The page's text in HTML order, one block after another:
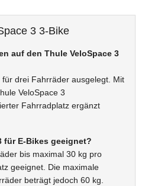
3 3-Bike
auf den Thule VeloSpace 3
drei Fahrräder ausgelegt. Mit
VeloSpace 3
Fahrradplatz ergänzt
für E-Bikes geeignet?
bis maximal 30 kg pro
geeignet. Die maximale
beträgt jedoch 60 kg.